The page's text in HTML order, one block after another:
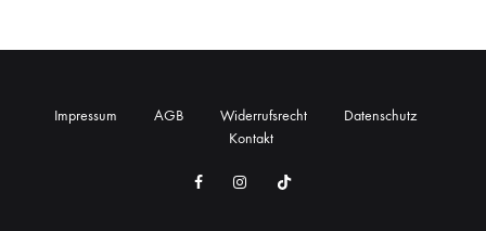
FacebookInstagramTikTok
Impressum AGB Widerrufsrecht
Datenschutz
Kontakt